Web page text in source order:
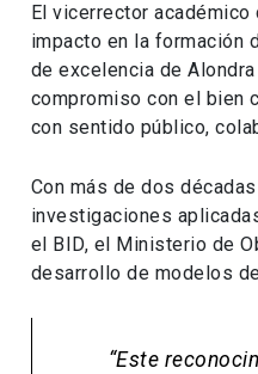
El vicerrector
impacto en la formación
de excelencia de
compromiso con el bien
con sentido público,
Con más de dos
investigaciones
el BID, el Ministerio de
desarrollo de modelos
“Este